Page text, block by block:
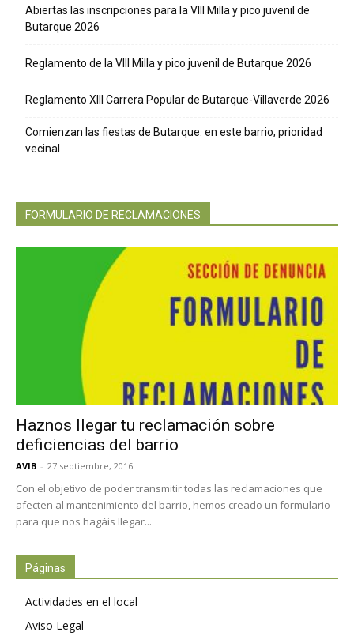
Abiertas las inscripciones para la VIII Milla y pico juvenil de
Butarque 2026
Reglamento de la VIII Milla y pico juvenil de Butarque 2026
Reglamento XIII Carrera Popular de Butarque-Villaverde 2026
Comienzan las fiestas de Butarque: en este barrio, prioridad
vecinal
FORMULARIO DE RECLAMACIONES
Haznos llegar tu reclamación sobre
deficiencias del barrio
AVIB - 27 septiembre, 2016
Con el objetivo de poder transmitir todas las reclamaciones que
afecten al mantenimiento del barrio, hemos creado un formulario
para que nos hagáis llegar...
Páginas
Actividades en el local
Aviso Legal